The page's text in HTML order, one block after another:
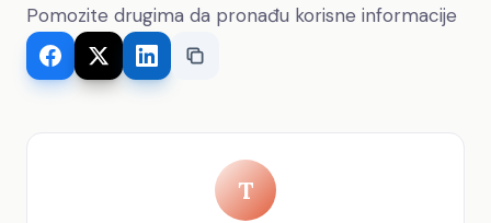
Pomozite drugima da pronađu korisne informacije
T